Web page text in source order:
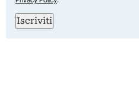
Iscriviti